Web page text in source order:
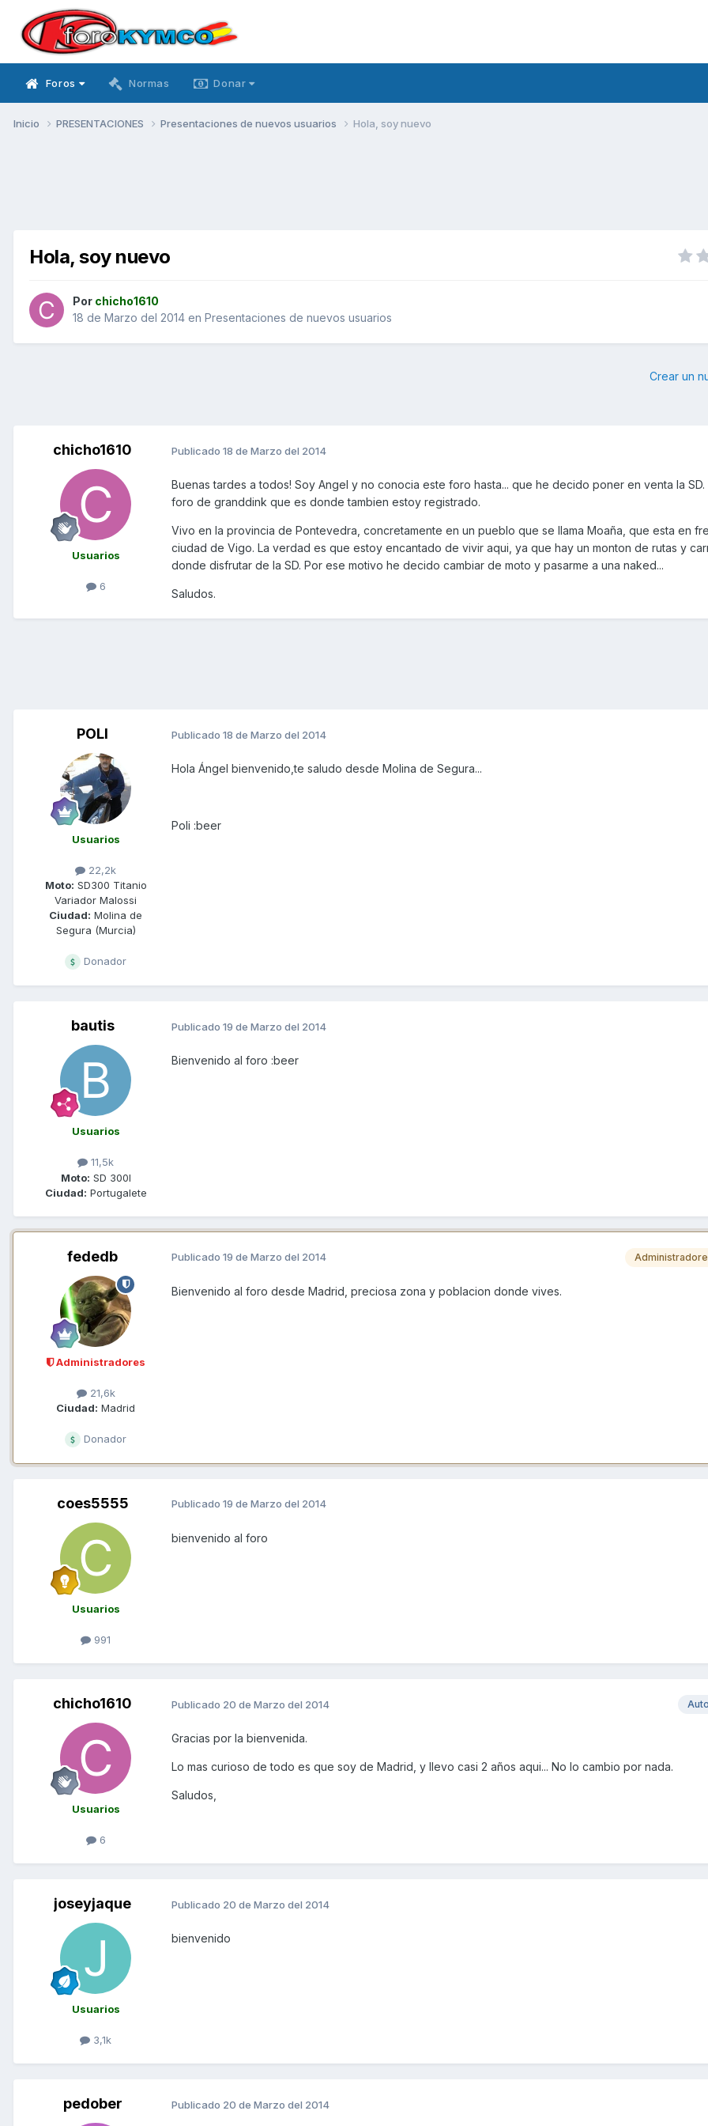
Foros Normas Donar
Inicio PRESENTACIONES Presentaciones de nuevos usuarios Hola, soy nuevo
Hola, soy nuevo
Por chicho1610
18 de Marzo del 2014 en Presentaciones de nuevos usuarios
Crear un
chicho1610
Usuarios
6
Publicado 18 de Marzo del 2014
Buenas tardes a todos! Soy Angel y no conocia este foro hasta... que he decido poner en venta la
foro de granddink que es donde tambien estoy registrado.
Vivo en la provincia de Pontevedra, concretamente en un pueblo que se llama Moaña, que esta en
ciudad de Vigo. La verdad es que estoy encantado de vivir aqui, ya que hay un monton de rutas y
donde disfrutar de la SD. Por ese motivo he decido cambiar de moto y pasarme a una naked...
Saludos.
POLI
Usuarios
22,2k
Moto: SD300 Titanio
Variador Malossi
Ciudad: Molina de
Segura (Murcia)
Donador
Publicado 18 de Marzo del 2014
Hola Ángel bienvenido,te saludo desde Molina de Segura...
Poli :beer
bautis
Usuarios
11,5k
Moto: SD 300I
Ciudad: Portugalete
Publicado 19 de Marzo del 2014
Bienvenido al foro :beer
fededb
Administradores
21,6k
Ciudad: Madrid
Donador
Publicado 19 de Marzo del 2014
Bienvenido al foro desde Madrid, preciosa zona y poblacion donde vives.
coes5555
Usuarios
991
Publicado 19 de Marzo del 2014
bienvenido al foro
chicho1610
Usuarios
6
Publicado 20 de Marzo del 2014
Gracias por la bienvenida.
Lo mas curioso de todo es que soy de Madrid, y llevo casi 2 años aqui... No lo cambio por nada.
Saludos,
joseyjaque
Usuarios
3,1k
Publicado 20 de Marzo del 2014
bienvenido
pedober Publicado 20 de Marzo del 2014